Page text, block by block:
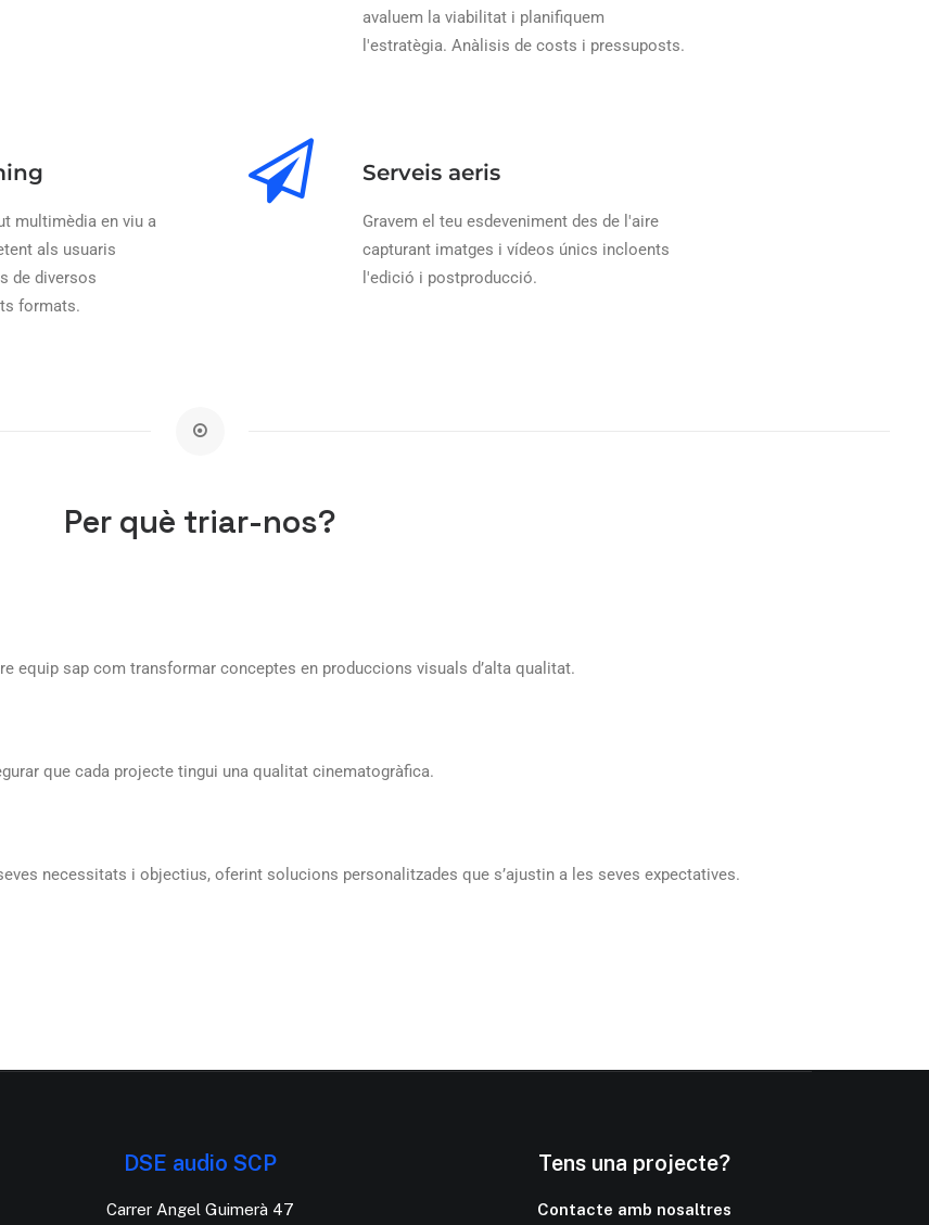
avaluem la viabilitat i planifiquem
l'estratègia. Anàlisis de costs i pressuposts.
multimèdia en viu a
als usuaris
de diversos
formats.
Serveis aeris
Gravem el teu esdeveniment des de l'aire
capturant imatges i vídeos únics incloents
l'edició i postproducció.
Per què triar-nos?
equip sap com transformar conceptes en produccions visuals d’alta qualitat.
que cada projecte tingui una qualitat cinematogràfica.
necessitats i objectius, oferint solucions personalitzades que s’ajustin a les seves expectatives.
DSE audio SCP
Carrer Angel Guimerà 47
Tens una projecte?
Contacte amb nosaltres